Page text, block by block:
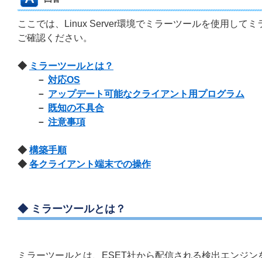
ここでは、Linux Server環境でミラーツールを使用して
ご確認ください。
◆ ミラーツールとは？
－ 対応OS
－ アップデート可能なクライアント用プログラム
－ 既知の不具合
－ 注意事項
◆ 構築手順
◆ 各クライアント端末での操作
◆ ミラーツールとは？
ミラーツールとは、ESET社から配信される検出エンジ